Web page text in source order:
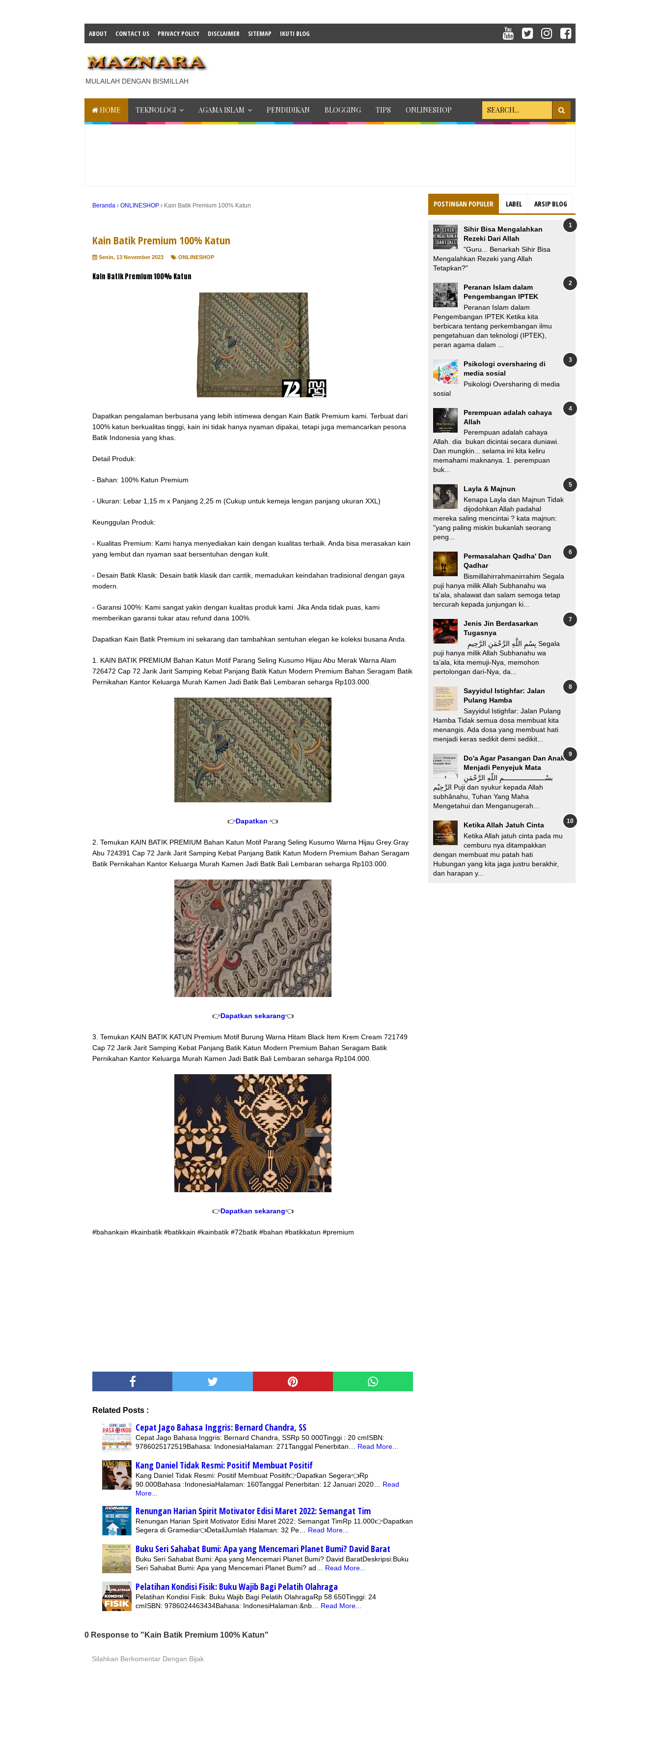
ABOUT CONTACT US PRIVACY POLICY DISCLAIMER SITEMAP IKUTI BLOG
MULAILAH DENGAN BISMILLAH
HOME TEKNOLOGI AGAMA ISLAM PENDIDIKAN BLOGGING TIPS ONLINESHOP
Beranda ONLINESHOP Kain Batik Premium 100% Katun
Kain Batik Premium 100% Katun
Senin, 13 November 2023 ONLINESHOP
Kain Batik Premium 100% Katun
Dapatkan pengalaman berbusana yang lebih istimewa dengan Kain Batik Premium kami. Terbuat dari
100% katun berkualitas tinggi, kain ini tidak hanya nyaman dipakai, tetapi juga memancarkan pesona
Batik Indonesia yang khas.
Detail Produk:
- Bahan: 100% Katun Premium
- Ukuran: Lebar 1,15 m x Panjang 2,25 m (Cukup untuk kemeja lengan panjang ukuran XXL)
Keunggulan Produk:
- Kualitas Premium: Kami hanya menyediakan kain dengan kualitas terbaik. Anda bisa merasakan kain
yang lembut dan nyaman saat bersentuhan dengan kulit.
- Desain Batik Klasik: Desain batik klasik dan cantik, memadukan keindahan tradisional dengan gaya
modern.
- Garansi 100%: Kami sangat yakin dengan kualitas produk kami. Jika Anda tidak puas, kami
memberikan garansi tukar atau refund dana 100%.
Dapatkan Kain Batik Premium ini sekarang dan tambahkan sentuhan elegan ke koleksi busana Anda.
1. KAIN BATIK PREMIUM Bahan Katun Motif Parang Seling Kusumo Hijau Abu Merak Warna Alam
726472 Cap 72 Jarik Jarit Samping Kebat Panjang Batik Katun Modern Premium Bahan Seragam Batik
Pernikahan Kantor Keluarga Murah Kamen Jadi Batik Bali Lembaran seharga Rp103.000.
👉Dapatkan 👈
2. Temukan KAIN BATIK PREMIUM Bahan Katun Motif Parang Seling Kusumo Warna Hijau Grey Gray
Abu 724391 Cap 72 Jarik Jarit Samping Kebat Panjang Batik Katun Modern Premium Bahan Seragam
Batik Pernikahan Kantor Keluarga Murah Kamen Jadi Batik Bali Lembaran seharga Rp103.000.
👉Dapatkan sekarang👈
3. Temukan KAIN BATIK KATUN Premium Motif Burung Warna Hitam Black Item Krem Cream 721749
Cap 72 Jarik Jarit Samping Kebat Panjang Batik Katun Modern Premium Bahan Seragam Batik
Pernikahan Kantor Keluarga Murah Kamen Jadi Batik Bali Lembaran seharga Rp104.000.
👉Dapatkan sekarang👈
#bahankain #kainbatik #batikkain #kainbatik #72batik #bahan #batikkatun #premium
Related Posts :
Cepat Jago Bahasa Inggris: Bernard Chandra, SS
Cepat Jago Bahasa Inggris: Bernard Chandra, SSRp 50.000Tinggi : 20 cmISBN:
9786025172519Bahasa: IndonesiaHalaman: 271Tanggal Penerbitan… Read More...
Kang Daniel Tidak Resmi: Positif Membuat Positif
Kang Daniel Tidak Resmi: Positif Membuat Positif👉Dapatkan Segera👈Rp
90.000Bahasa :IndonesiaHalaman: 160Tanggal Penerbitan: 12 Januari 2020… Read
More...
Renungan Harian Spirit Motivator Edisi Maret 2022: Semangat Tim
Renungan Harian Spirit Motivator Edisi Maret 2022: Semangat TimRp 11.000👉Dapatkan
Segera di Gramedia👈DetailJumlah Halaman: 32 Pe… Read More...
Buku Seri Sahabat Bumi: Apa yang Mencemari Planet Bumi? David Barat
Buku Seri Sahabat Bumi: Apa yang Mencemari Planet Bumi? David BaratDeskripsi:Buku
Seri Sahabat Bumi: Apa yang Mencemari Planet Bumi? ad… Read More...
Pelatihan Kondisi Fisik: Buku Wajib Bagi Pelatih Olahraga
Pelatihan Kondisi Fisik: Buku Wajib Bagi Pelatih OlahragaRp 58.650Tinggi: 24
cmISBN: 9786024463434Bahasa: IndonesiHalaman:&nb… Read More...
0 Response to "Kain Batik Premium 100% Katun"
Silahkan Berkomentar Dengan Bijak
POSTINGAN POPULER LABEL ARSIP BLOG
Sihir Bisa Mengalahkan
Rezeki Dari Allah
"Guru... Benarkah Sihir Bisa
Mengalahkan Rezeki yang Allah
Tetapkan?"
Peranan Islam dalam
Pengembangan IPTEK
Peranan Islam dalam
Pengembangan IPTEK Ketika kita
berbicara tentang perkembangan ilmu
pengetahuan dan teknologi (IPTEK),
peran agama dalam ...
Psikologi oversharing di
media sosial
Psikologi Oversharing di media
sosial
Perempuan adalah cahaya
Allah
Perempuan adalah cahaya
Allah. dia bukan dicintai secara duniawi.
Dan mungkin... selama ini kita keliru
memahami maknanya. 1. perempuan
buk...
Layla & Majnun
Kenapa Layla dan Majnun Tidak
dijodohkan Allah padahal
mereka saling mencintai ? kata majnun:
"yang paling miskin bukanlah seorang
peng...
Permasalahan Qadha' Dan
Qadhar
Bismillahirrahmanirrahim Segala
puji hanya milik Allah Subhanahu wa
ta'ala, shalawat dan salam semoga tetap
tercurah kepada junjungan ki...
Jenis Jin Berdasarkan
Tugasnya
puji hanya milik Allah Subhanahu wa
ta’ala, kita memuji-Nya, memohon
pertolongan dari-Nya, da...
Sayyidul Istighfar: Jalan
Pulang Hamba
Sayyidul Istighfar: Jalan Pulang
Hamba Tidak semua dosa membuat kita
menangis. Ada dosa yang membuat hati
menjadi keras sedikit demi sedikit...
Do'a Agar Pasangan Dan Anak
Menjadi Penyejuk Mata
بسْـــــــــــــــــــــمِ اللّهِ الرَّحْمَنِ
الرَّحِيْم Puji dan syukur kepada Allah
subhânahu, Tuhan Yang Maha
Mengetahui dan Menganugerah...
Ketika Allah Jatuh Cinta
Ketika Allah jatuh cinta pada mu
cemburu nya ditampakkan
dengan membuat mu patah hati
Hubungan yang kita jaga justru berakhir,
dan harapan y...